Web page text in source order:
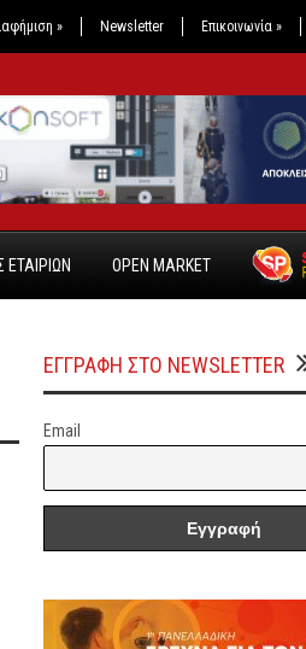
» Newsletter Επικοινωνία »
OPEN MARKET
ΕΓΓΡΑΦΗ ΣΤΟ NEWSLETTER
Email